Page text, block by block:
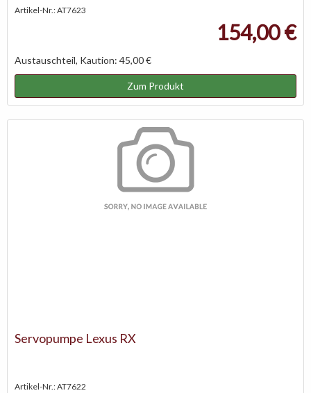
Artikel-Nr.: AT7623
154,00 €
Austauschteil, Kaution: 45,00 €
Zum Produkt
Servopumpe Lexus RX
Artikel-Nr.: AT7622